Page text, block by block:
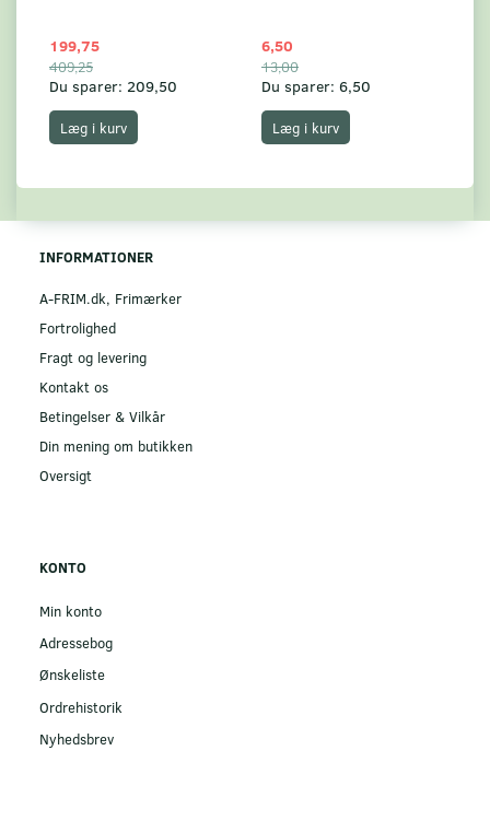
199,75
409,25
Du sparer: 209,50
Læg i kurv
6,50
13,00
Du sparer: 6,50
Læg i kurv
INFORMATIONER
A-FRIM.dk, Frimærker
Fortrolighed
Fragt og levering
Kontakt os
Betingelser & Vilkår
Din mening om butikken
Oversigt
KONTO
Min konto
Adressebog
Ønskeliste
Ordrehistorik
Nyhedsbrev